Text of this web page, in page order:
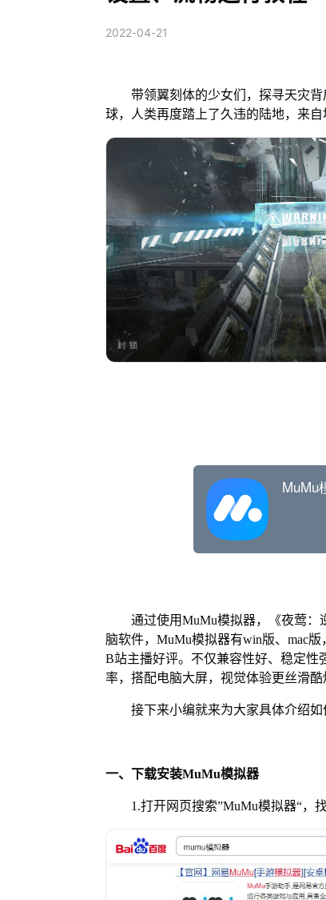
2022-04-21
带领翼刻体的少女们，探寻天灾背
球，人类再度踏上了久违的陆地，来
通过使用MuMu模拟器，《夜莺：
脑软件，MuMu模拟器有win版、mac
B站主播好评。不仅兼容性好、稳定性
率，搭配电脑大屏，视觉体验更丝滑酷
接下来小编就来为大家具体介绍如
一、下载安装MuMu模拟器
1.打开网页搜索”MuMu模拟器“，找